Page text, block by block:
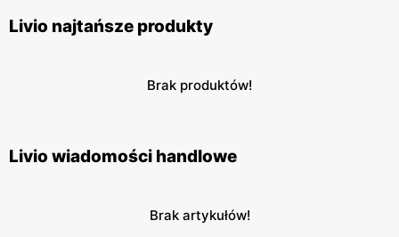
Livio najtańsze produkty
Brak produktów!
Livio wiadomości handlowe
Brak artykułów!